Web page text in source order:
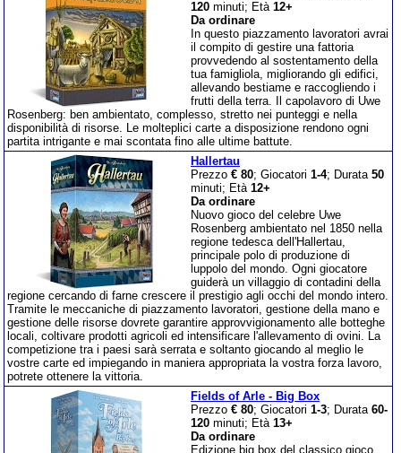
120 minuti; Età 12+
Da ordinare
In questo piazzamento lavoratori avrai
il compito di gestire una fattoria
provvedendo al sostentamento della
tua famigliola, migliorando gli edifici,
allevando bestiame e raccogliendo i
frutti della terra. Il capolavoro di Uwe
Rosenberg: ben ambientato, complesso, stretto nei punteggi e nella
disponibilità di risorse. Le molteplici carte a disposizione rendono ogni
partita intrigante e mai scontata fino alle ultime battute.
Hallertau
Prezzo € 80; Giocatori 1-4; Durata 50
minuti; Età 12+
Da ordinare
Nuovo gioco del celebre Uwe
Rosenberg ambientato nel 1850 nella
regione tedesca dell'Hallertau,
principale polo di produzione di
luppolo del mondo. Ogni giocatore
guiderà un villaggio di contadini della
regione cercando di farne crescere il prestigio agli occhi del mondo intero.
Tramite le meccaniche di piazzamento lavoratori, gestione della mano e
gestione delle risorse dovrete garantire approvvigionamento alle botteghe
locali, coltivare prodotti agricoli ed intensificare l'allevamento di ovini. La
competizione tra i paesi sarà serrata e soltanto giocando al meglio le
vostre carte ed impiegando in maniera appropriata la vostra forza lavoro,
potrete ottenere la vittoria.
Fields of Arle - Big Box
Prezzo € 80; Giocatori 1-3; Durata 60-
120 minuti; Età 13+
Da ordinare
Edizione big box del classico gioco,